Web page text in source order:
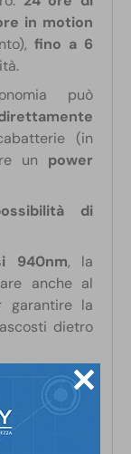
in motion
fino a 6
può
(in
un power
di
940nm, la
anche al
la
dietro
giorno”se
adeguata.
la“Modalità
le condizioni